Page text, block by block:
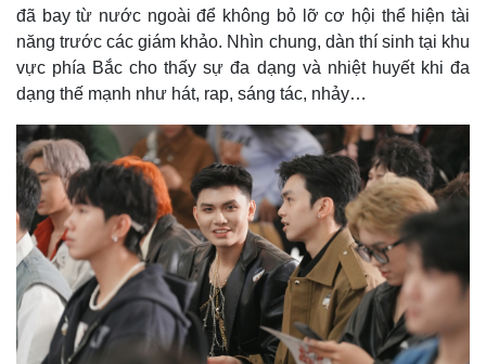
đã bay từ nước ngoài để không bỏ lỡ cơ hội thể hiện tài
năng trước các giám khảo. Nhìn chung, dàn thí sinh tại khu
vực phía Bắc cho thấy sự đa dạng và nhiệt huyết khi đa
dạng thế mạnh như hát, rap, sáng tác, nhảy…